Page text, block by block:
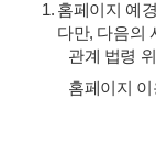
1. 홈페이지 예
다만, 다음의
관계 법령
홈페이지